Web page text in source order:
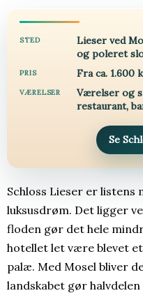
STED
Lieser ved
og poleret
PRIS Fra ca. 1.600
VÆRELSER
Værelser og
restaurant,
Se
Schloss Lieser er
luksusdrøm. Det ligger
floden gør det hele
hotellet let være blevet
palæ. Med Mosel bliver
landskabet gør